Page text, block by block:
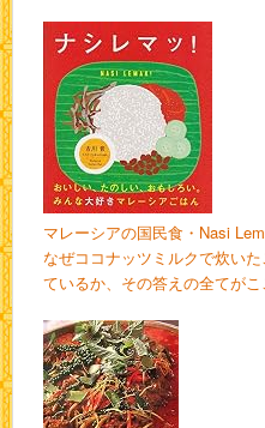
マレーシアの国民食・Nasi
なぜココナッツミルクで炊い
ているか、その答えの全てがこ